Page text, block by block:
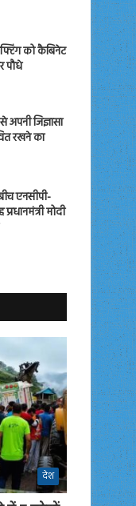
को कैबिनेट
पौधे
से अपनी जिज्ञासा
रखने का
एनसीपी-
मोदी
देश